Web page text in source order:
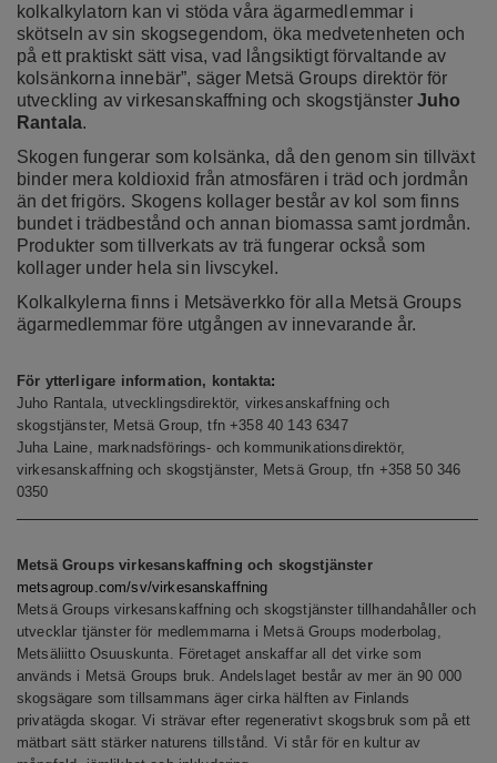
kolkalkylatorn kan vi stöda våra ägarmedlemmar i
skötseln av sin skogsegendom, öka medvetenheten och
på ett praktiskt sätt visa, vad långsiktigt förvaltande av
kolsänkorna innebär”, säger Metsä Groups direktör för
utveckling av virkesanskaffning och skogstjänsterJuho
Rantala.
Skogen fungerar som kolsänka, då den genom sin tillväxt
binder mera koldioxid från atmosfären i träd och jordmån
än det frigörs. Skogens kollager består av kol som finns
bundet i trädbestånd och annan biomassa samt jordmån.
Produkter som tillverkats av trä fungerar också som
kollager under hela sin livscykel.
Kolkalkylerna finns i Metsäverkko för alla Metsä Groups
ägarmedlemmar före utgången av innevarande år.
För ytterligare information, kontakta:
Juho Rantala, utvecklingsdirektör, virkesanskaffning och
skogstjänster, Metsä Group, tfn +358 40 143 6347
Juha Laine, marknadsförings- och kommunikationsdirektör,
virkesanskaffning och skogstjänster, Metsä Group, tfn +358 50 346
0350
Metsä Groups virkesanskaffning och skogstjänster
metsagroup.com/sv/virkesanskaffning
Metsä Groups virkesanskaffning och skogstjänster tillhandahåller och
utvecklar tjänster för medlemmarna i Metsä Groups moderbolag,
Metsäliitto Osuuskunta. Företaget anskaffar all det virke som
används i Metsä Groups bruk. Andelslaget består av mer än 90 000
skogsägare som tillsammans äger cirka hälften av Finlands
privatägda skogar. Vi strävar efter regenerativt skogsbruk som på ett
mätbart sätt stärker naturens tillstånd. Vi står för en kultur av